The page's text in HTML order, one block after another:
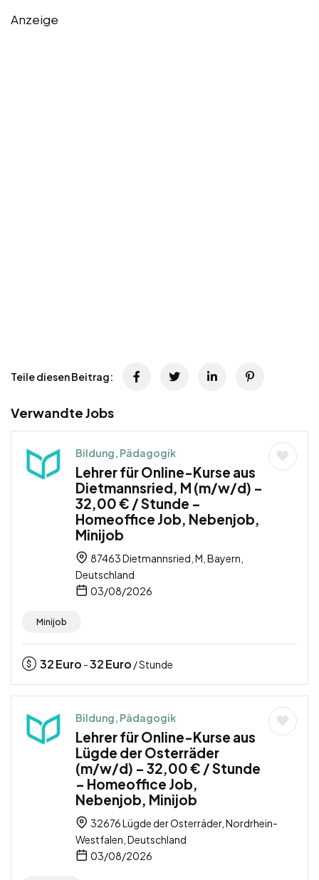
Anzeige
Teile diesen Beitrag:
Verwandte Jobs
Bildung, Pädagogik
Lehrer für Online-Kurse aus
Dietmannsried, M (m/w/d) –
32,00 € / Stunde –
Homeoffice Job, Nebenjob,
Minijob
87463 Dietmannsried, M, Bayern,
Deutschland
03/08/2026
Minijob
32Euro -32Euro / Stunde
Bildung, Pädagogik
Lehrer für Online-Kurse aus
Lügde der Osterräder
(m/w/d) – 32,00 € / Stunde
– Homeoffice Job,
Nebenjob, Minijob
32676 Lügde der Osterräder, Nordrhein-
Westfalen, Deutschland
03/08/2026